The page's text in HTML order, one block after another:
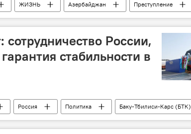
ЖИЗНЬ Азербайджан
Преступление
Вор Воровство
сотрудничество России,
стабильности в
Россия Политика
Баку-Тбилиси-Карс (БТК)
Россия Турция